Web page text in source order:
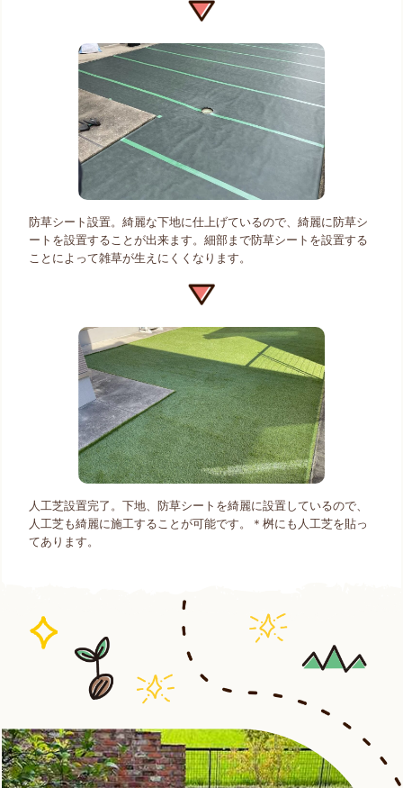
防草シート設置。綺麗な下地に仕上げているので、綺麗に防草シ
ートを設置することが出来ます。細部まで防草シートを設置する
ことによって雑草が生えにくくなります。
人工芝設置完了。下地、防草シートを綺麗に設置しているので、
人工芝も綺麗に施工することが可能です。＊桝にも人工芝を貼っ
てあります。